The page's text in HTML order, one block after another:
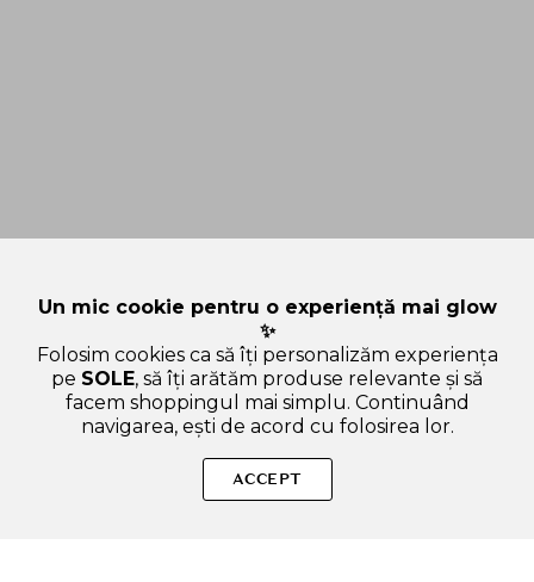
Produse autentice, conforme UE, alese responsabil.
Un mic cookie pentru o experiență mai glow
✨
Folosim cookies ca să îți personalizăm experiența
pe SOLE, să îți arătăm produse relevante și să
facem shoppingul mai simplu. Continuând
navigarea, ești de acord cu folosirea lor.
ACCEPT